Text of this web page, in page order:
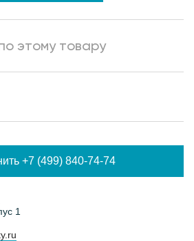
этому товару
+7 (499) 840-74-74
1